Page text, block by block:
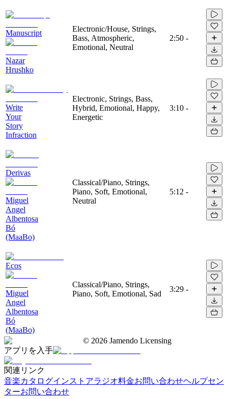
Manuscript
Nazar
Hrushko
Electronic/House, Strings,
Bass, Atmospheric,
Emotional, Neutral
2:50 -
Write
Your
Story
Infraction
Electronic, Strings, Bass,
Hybrid, Emotional, Happy,
Energetic
3:10 -
Derivas
Miguel
Angel
Albentosa
Bó
(MaaBo)
Classical/Piano, Strings,
Piano, Soft, Emotional,
Neutral
5:12 -
Ecos
Miguel
Angel
Albentosa
Bó
(MaaBo)
Classical/Piano, Strings,
Piano, Soft, Emotional, Sad
3:29 -
© 2026 Jamendo Licensing
アプリを入手
関連リンク
音楽カタログインストアラジオ料金お問い合わせヘルプセン
ターお問い合わせ